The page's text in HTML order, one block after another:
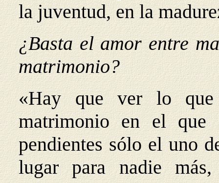
la juventud, en la
¿Basta el amor entre
matrimonio?
«Hay que ver lo
matrimonio en el
pendientes sólo el uno
lugar para nadie